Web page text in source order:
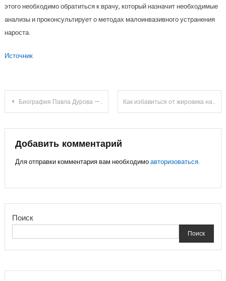
этого необходимо обратиться к врачу, который назначит необходимые
анализы и проконсультирует о методах малоинвазивного устранения
нароста.
Источник
Навигация
записям
Биография Павла Дурова — от создания ВКонтакте до разработки Телеграма Как избавиться от жировика на руке и предупредить последствия
Добавить комментарий
Для отправки комментария вам необходимоавторизоваться.
Поиск
Поиск